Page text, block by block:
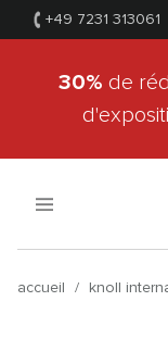
+49 7231 313061
30% de
accueil / knoll